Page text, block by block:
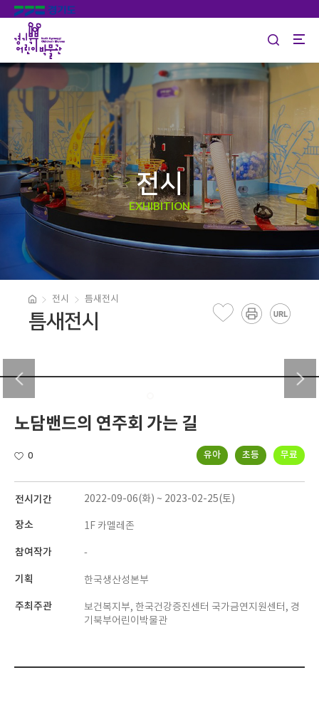
전시
EXHIBITION
전시 틈새전시
틈새전시
노담밴드의 연주회 가는 길
0 유아 초등 무료
전시기간 2022-09-06(화) ~ 2023-02-25(토)
장소 1F 카멜레존
참여작가 -
기획 한국생산성본부
주최주관
보건복지부, 한국건강증진센터 국가금연지원센터, 경
기북부어린이박물관